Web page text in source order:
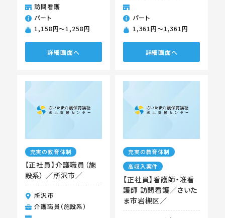
訪問看護
パート
1,158円〜1,258円
詳細画面へ
パート
1,361円〜1,361円
詳細画面へ
充実の教育体制
【正社員】介護職員（施
設系） ／所沢市／
所沢市
介護職員（施設系）
充実の教育体制
高収入案件
【正社員】看護師・准看
護師 訪問看護／さいた
ま市岩槻区／